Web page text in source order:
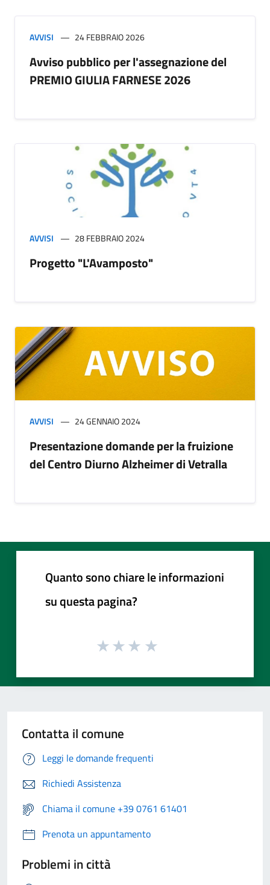
AVVISI 24 FEBBRAIO 2026
Avviso pubblico per l'assegnazione del
PREMIO GIULIA FARNESE 2026
AVVISI 28 FEBBRAIO 2024
Progetto "L'Avamposto"
AVVISI 24 GENNAIO 2024
Presentazione domande per la fruizione
del Centro Diurno Alzheimer di Vetralla
Quanto sono chiare le informazioni
su questa pagina?
Contatta il comune
Leggi le domande frequenti
Richiedi Assistenza
Chiama il comune +39 0761 61401
Prenota un appuntamento
Problemi in città